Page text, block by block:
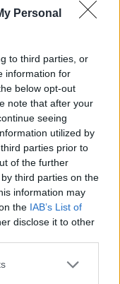
Personal
to third parties, or
information for
below opt-out
note that after your
seeing
utilized by
parties prior to
of the further
third parties on the
information may
the IAB’s List of
disclose it to other
or more Google